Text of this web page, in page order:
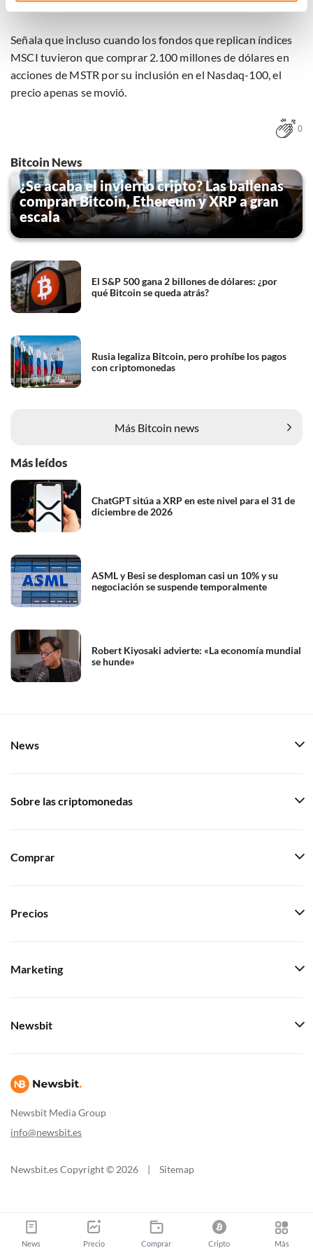
bezwaar tegen bedrijven die persoonsgegevens verwerken
op basis van gerechtvaardigd belang. U kunt uw privacy-
tekst 'cookies' te klikken onderaan de pagina. Voor meer
informatie: zie onsprivacy
los descuenta con antelación”.
Señala que incluso cuando los fondos que replican índices
MSCI tuvieron que comprar 2.100 millones de dólares en
acciones de MSTR por su inclusión en el Nasdaq-100, el
precio apenas se movió.
0
Bitcoin News
¿Se acaba el invierno cripto? Las ballenas
compran Bitcoin, Ethereum y XRP a gran
escala
El S&P 500 gana 2 billones de dólares: ¿por
qué Bitcoin se queda atrás?
Rusia legaliza Bitcoin, pero prohíbe los pagos
con criptomonedas
Más Bitcoin news
Más leídos
ChatGPT sitúa a XRP en este nivel para el 31 de
diciembre de 2026
ASML y Besi se desploman casi un 10% y su
negociación se suspende temporalmente
Robert Kiyosaki advierte: «La economía mundial
se hunde»
Newsbit Media Group
info@newsbit.es
News
Sobre las criptomonedas
Comprar
Precios
Marketing
Newsbit
Newsbit.es Copyright © 2026 | Sitemap
News Precio Comprar Cripto Màs